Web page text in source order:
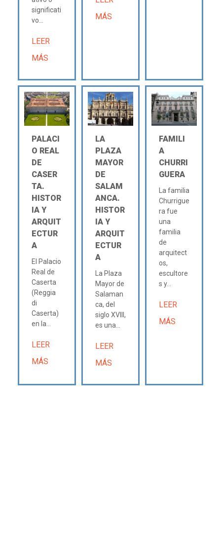
significati
vo...
LEER
MÁS
MÁS
PALACI
O REAL
DE
CASER
TA.
HISTOR
IA Y
ARQUIT
ECTUR
A
El Palacio
Real de
Caserta
(Reggia
di
Caserta)
en la...
LEER
MÁS
LA
PLAZA
MAYOR
DE
SALAM
ANCA.
HISTOR
IA Y
ARQUIT
ECTUR
A
La Plaza
Mayor de
Salaman
ca, del
siglo XVIII,
es una...
LEER
MÁS
FAMILI
A
CHURRI
GUERA
La familia
Churrigue
ra fue
una
familia
de
arquitect
os,
escultore
s y...
LEER
MÁS